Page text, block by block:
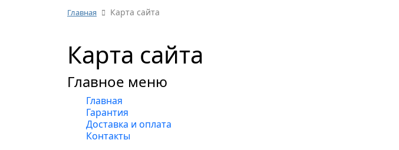
Главная Карта сайта
Карта сайта
Главное меню
Главная
Гарантия
Доставка и оплата
Контакты